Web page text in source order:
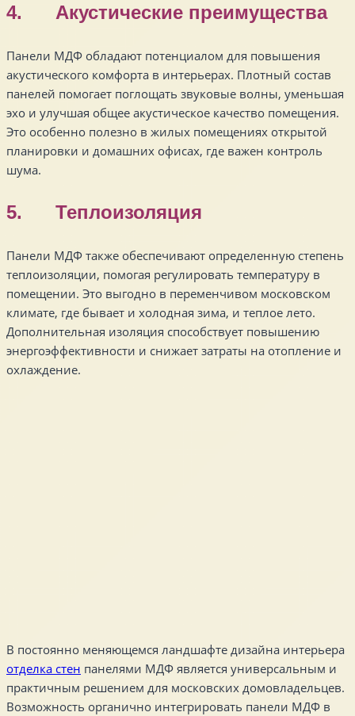
4. Акустические преимущества
Панели МДФ обладают потенциалом для повышения
акустического комфорта в интерьерах. Плотный состав
панелей помогает поглощать звуковые волны, уменьшая
эхо и улучшая общее акустическое качество помещения.
Это особенно полезно в жилых помещениях открытой
планировки и домашних офисах, где важен контроль
шума.
5. Теплоизоляция
Панели МДФ также обеспечивают определенную степень
теплоизоляции, помогая регулировать температуру в
помещении. Это выгодно в переменчивом московском
климате, где бывает и холодная зима, и теплое лето.
Дополнительная изоляция способствует повышению
энергоэффективности и снижает затраты на отопление и
охлаждение.
В постоянно меняющемся ландшафте дизайна интерьера
отделка стен панелями МДФ является универсальным и
практичным решением для московских домовладельцев.
Возможность органично интегрировать панели МДФ в